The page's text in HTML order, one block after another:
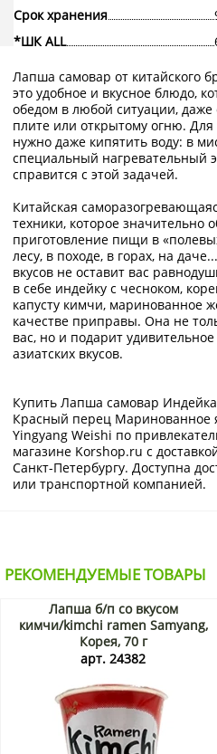
Срок хранения
*ШК ALL
Лапша самовар от китайского
это удобное и вкусное блюдо,
обедом в любой ситуации, даже
плите или открытому огню.
нужно даже кипятить воду: в
специальный нагревательный
справится с этой задачей.
Китайская
техники, которое значительно
приготовление пищи в
лесу, в походе, в горах, на
вкусов не оставит вас
в себе индейку с чесноком,
капусту кимчи, маринованное
качестве приправы. Она не
вас, но и подарит
азиатских вкусов.
Купить Лапша самовар
Красный перец Маринованное
Yingyang Weishi по
магазине Korshop.ru с
Санкт-Петербургу. Доступна
или транспортной компанией.
РЕКОМЕНДУЕМЫЕ ТОВАРЫ
Лапша б/п со вкусом
кимчи/kimchi ramen Samyang,
Корея, 70 г
арт. 24382